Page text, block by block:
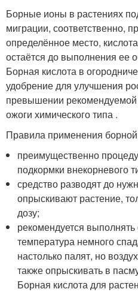
Борные ионы в растениях
миграции, соответственно,
определённое место,
остаётся до выполнения ее
Борная кислота в
удобрение для улучшения
превышении рекомендуемой
ожоги химического типа .
Правила применения
преимущественно
подкормки внекорневого
средство разводят до
опрыскивают растение,
дозу;
рекомендуется
температура немного
настолько палят, но
также опрыскивать в
Борная кислота для